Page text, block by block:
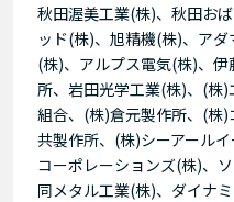
秋田渥美工業(株)、秋田お
ッド(株)、旭精機(株)、ア
(株)、アルプス電気(株)、
所、岩田光学工業(株)、(株
組合、(株)倉元製作所、(株
共製作所、(株)シーアール
コーポレーションズ(株)、
同メタル工業(株)、ダイナ